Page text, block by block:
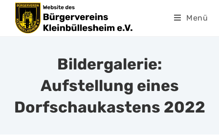
Menü
Bildergalerie:
Aufstellung eines
Dorfschaukastens 2022